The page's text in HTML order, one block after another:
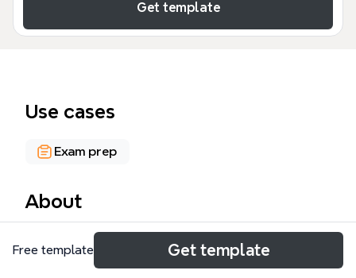
Get template
Use cases
Exam prep
About
《文學主流與發展》是一份專為國文學習設計的Xmind
思維導圖模板，涵蓋從《詩經》到小說的完整中國文學
Free template Get template